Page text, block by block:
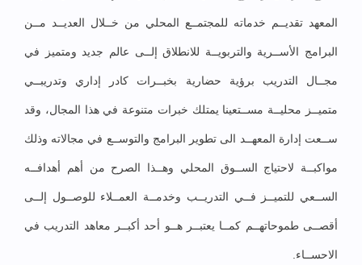
المعهد تقديــم خدماته للمجتمــع المحلي من خــلال العديــد مــن
البرامج الأســرية والتربويــة للانطلاق إلــى عالم جديد ومتميز في
مجــال التدريب برؤية حضارية بخبــرات كادر إداري وتدريبــي
متميــز محليــة مســتعينا يمتلك خبرات متنوعة في هذا المجال، وقد
ســعت إدارة المعهــد الى تطوير البرامج والتوســع في مجالاته وذلك
مواكبــة لاحتياج الســوق المحلي وهــذا الصرح من أهم أهدافــه
الســعي للتميــز فــي التدريــب وخدمــة العمــلاء للوصــول إلــى
أقصــى طموحاتهــم كمــا يعتبــر هــو أحد أكبــر معاهد التدريب في
الاحســاء.